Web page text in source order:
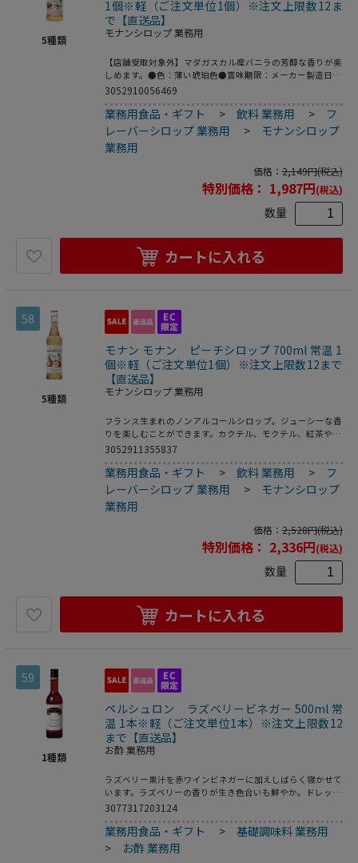
5種類
1個※軽（ご注文単位1個）※注文上限数12ま
で【直送品】
モナンシロップ 業務用
【店舗受取対象外】マダガスカル産バニラの芳醇な香りが楽
しめます。●色：薄い琥珀色●賞味期限：メーカー製造日よ
り36ヶ月※こちらの商品は食品・飲料類となりますので、
基本的に飲食店様が大量に使用することを目的とした商品で
あるため、一般用より期限が短くなっております。
3052910056469
業務用食品・ギフト >飲料 業務用 > フ
レーバーシロップ 業務用
> モナンシロップ
業務用
価格：2,149円(税込)
特別価格： 1,987円(税込)
数量
カートに入れる
58
5種類
モナン モナン ピーチシロップ 700ml 常温 1
個※軽（ご注文単位1個）※注文上限数12まで
【直送品】
モナンシロップ 業務用
フランス生まれのノンアルコールシロップ。ジューシーな香
りを楽しむことができます。カクテル、モクテル、紅茶や緑
茶、デザートまで幅広く使えます。●アレルギー：もも・オ
3052911355837
業務用食品・ギフト >飲料 業務用 > フ
レーバーシロップ 業務用
> モナンシロップ
業務用
価格：2,528円(税込)
特別価格： 2,336円(税込)
数量
カートに入れる
59
1種類
ペルシュロン ラズベリービネガー 500ml 常
温 1本※軽（ご注文単位1本）※注文上限数12
まで【直送品】
お酢 業務用
ラズベリー果汁を赤ワインビネガーに加えしばらく寝かせて
います。ラズベリーの香りが生き色合いも鮮やか。ドレッシ
ングやシンプルな肉料理に最適。
3077317203124
業務用食品・ギフト >基礎調味料 業務用
> お酢 業務用